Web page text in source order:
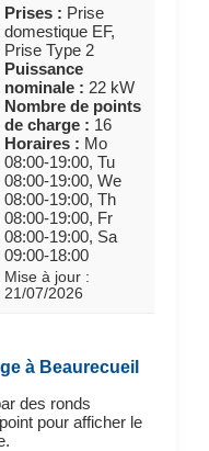
Prises : Prise
domestique EF,
Prise Type 2
Puissance
nominale : 22 kW
Nombre de points
de charge : 16
Horaires : Mo
08:00-19:00, Tu
08:00-19:00, We
08:00-19:00, Th
08:00-19:00, Fr
08:00-19:00, Sa
09:00-18:00
Mise à jour :
21/07/2026
à Beaurecueil
des ronds
pour afficher le